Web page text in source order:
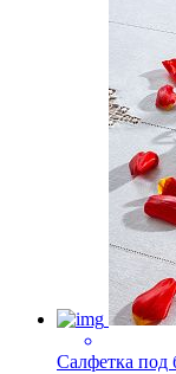
Салфетка под